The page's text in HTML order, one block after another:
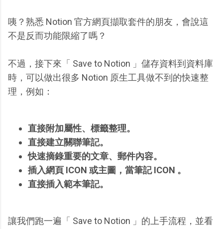
咦？熟悉 Notion 官方網頁擷取套件的朋友，會說這
不是反而功能限縮了嗎？
不過，接下來「 Save to Notion 」儲存資料到資料庫
時，可以做出很多 Notion 原生工具做不到的快速整
理，例如：
直接附加屬性、標籤整理。
直接建立關聯筆記。
快速摘錄重要的文章、郵件內容。
插入網頁 ICON 或主圖，當筆記 ICON 。
直接插入範本筆記。
讓我們跑一遍「 Save to Notion 」的上手流程，並看